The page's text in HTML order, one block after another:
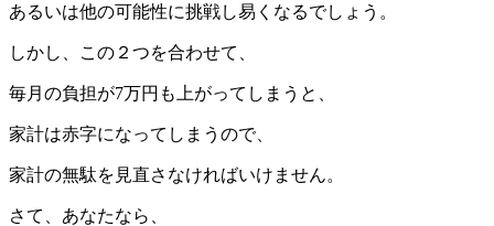
あるいは他の可能性に挑戦し易くなるでしょう。
しかし、この２つを合わせて、
毎月の負担が7万円も上がってしまうと、
家計は赤字になってしまうので、
家計の無駄を見直さなければいけません。
さて、あなたなら、